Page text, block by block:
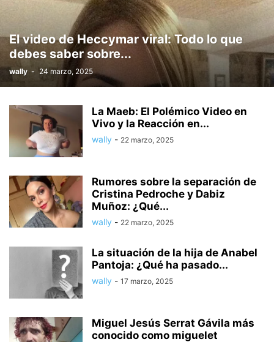
El video de Heccymar viral: Todo lo que
debes saber sobre...
wally - 24 marzo, 2025
La Maeb: El Polémico Video en
Vivo y la Reacción en...
wally - 22 marzo, 2025
Rumores sobre la separación de
Cristina Pedroche y Dabiz
Muñoz: ¿Qué...
wally - 22 marzo, 2025
La situación de la hija de Anabel
Pantoja: ¿Qué ha pasado...
wally - 17 marzo, 2025
Miguel Jesús Serrat Gávila más
conocido como miguelet